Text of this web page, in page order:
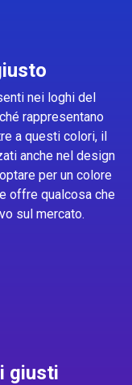
nei loghi del
rappresentano
a questi colori, il
anche nel design
per un colore
offre qualcosa che
sul mercato.
giusti